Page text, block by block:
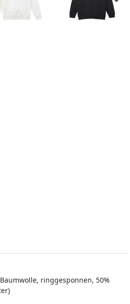
ringgesponnen, 50%